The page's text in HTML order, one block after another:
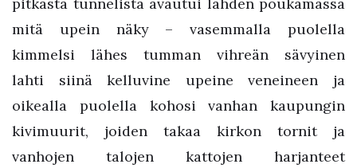
mitä upein näky – vasemmalla puolella
kimmelsi lähes tumman vihreän sävyinen
lahti siinä kelluvine upeine veneineen ja
oikealla puolella kohosi vanhan kaupungin
kivimuurit, joiden takaa kirkon tornit ja
vanhojen talojen kattojen harjanteet